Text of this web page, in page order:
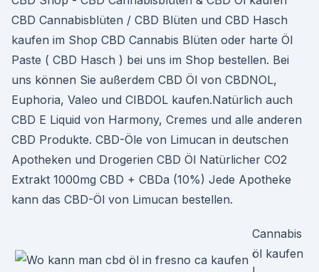
CBD Cannabisblüten / CBD Blüten und CBD Hasch
kaufen im Shop CBD Cannabis Blüten oder harte Öl
Paste ( CBD Hasch ) bei uns im Shop bestellen. Bei
uns können Sie außerdem CBD Öl von CBDNOL,
Euphoria, Valeo und CIBDOL kaufen.Natürlich auch
CBD E Liquid von Harmony, Cremes und alle anderen
CBD Produkte. CBD-Öle von Limucan in deutschen
Apotheken und Drogerien CBD Öl Natürlicher CO2
Extrakt 1000mg CBD + CBDa (10%) Jede Apotheke
kann das CBD-Öl von Limucan bestellen.
Cannabis
öl kaufen